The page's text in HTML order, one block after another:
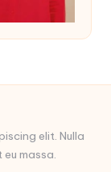
elit. Nulla
massa.